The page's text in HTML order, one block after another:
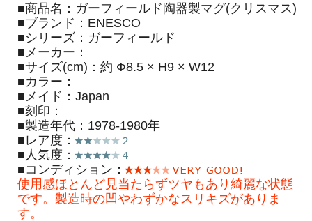
■商品名：ガーフィールド陶器製マグ(クリスマス)
■ブランド：ENESCO
■シリーズ：ガーフィールド
■メーカー：
■サイズ(cm)：約 Ф8.5 × H9 × W12
■カラー：
■メイド：Japan
■刻印：
■製造年代：1978-1980年
■レア度：
■人気度：
■コンディション：
使用感ほとんど見当たらずツヤもあり綺麗な状態
です。製造時の凹やわずかなスリキズがありま
す。